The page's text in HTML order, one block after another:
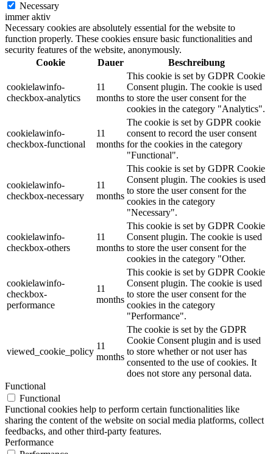
Necessary
immer aktiv
Necessary cookies are absolutely essential for the website to
function properly. These cookies ensure basic functionalities and
security features of the website, anonymously.
Cookie
Dauer Beschreibung
cookielawinfo-
checkbox-analytics
11
months
This cookie is set by GDPR Cookie
Consent plugin. The cookie is used
to store the user consent for the
cookies in the category "Analytics".
cookielawinfo-
checkbox-functional
11
months
The cookie is set by GDPR cookie
consent to record the user consent
for the cookies in the category
"Functional".
cookielawinfo-
checkbox-necessary
11
months
This cookie is set by GDPR Cookie
Consent plugin. The cookies is used
to store the user consent for the
cookies in the category
"Necessary".
cookielawinfo-
checkbox-others
11
months
This cookie is set by GDPR Cookie
Consent plugin. The cookie is used
to store the user consent for the
cookies in the category "Other.
cookielawinfo-
checkbox-
performance
11
months
This cookie is set by GDPR Cookie
Consent plugin. The cookie is used
to store the user consent for the
cookies in the category
"Performance".
viewed_cookie_policy
11
months
The cookie is set by the GDPR
Cookie Consent plugin and is used
to store whether or not user has
consented to the use of cookies. It
does not store any personal data.
Functional
Functional
Functional cookies help to perform certain functionalities like
sharing the content of the website on social media platforms, collect
feedbacks, and other third-party features.
Performance